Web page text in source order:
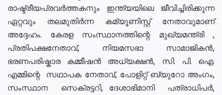
രാഷ്ട്രീയപ്രവർത്തകനും ഇന്ത്യയിലെ ജീവിച്ചിരിക്കുന്ന
ഏറ്റവും തലമുതിർന്ന കമ്യൂണിസ്റ്റ് നേതാവുമാണ്
അദ്ദേഹം. കേരള സംസ്ഥാനത്തിന്റെ മുഖ്യമന്ത്രി ,
പ്രതിപക്ഷനേതാവ്, നിയമസഭാ സാമാജികൻ,
ഭരണപരിഷ്കാര കമ്മീഷൻ അധ്യക്ഷൻ, സി. പി. ഐ.
എമ്മിന്റെ സഥാപക നേതാവ്, പോളിറ്റ് ബ്യുറോ അംഗം,
സംസ്ഥാന സെക്രട്ടറി, ദേശാഭിമാനി പത്രാധിപർ,